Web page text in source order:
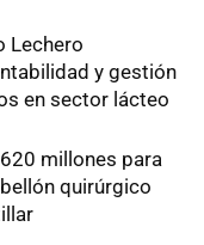
Lechero
y gestión
en sector lácteo
millones para
quirúrgico